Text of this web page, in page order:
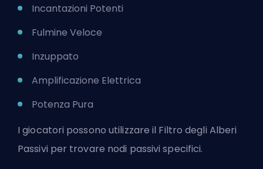
Incantazioni Potenti
Fulmine Veloce
Inzuppato
Amplificazione Elettrica
Potenza Pura
I giocatori possono utilizzare il Filtro degli Alberi
Passivi per trovare nodi passivi specifici.